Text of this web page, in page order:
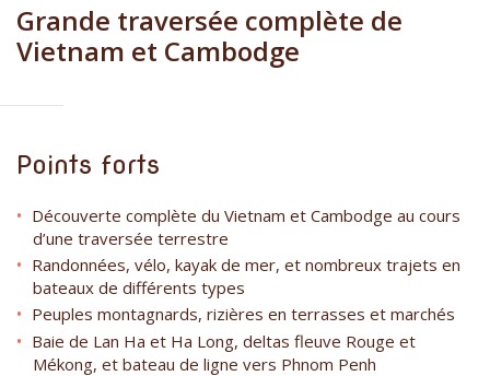
Grande traversée complète de
Vietnam et Cambodge
Points forts
Découverte complète du Vietnam et Cambodge au cours
d’une traversée terrestre
Randonnées, vélo, kayak de mer, et nombreux trajets en
bateaux de différents types
Peuples montagnards, rizières en terrasses et marchés
Baie de Lan Ha et Ha Long, deltas fleuve Rouge et
Mékong, et bateau de ligne vers Phnom Penh